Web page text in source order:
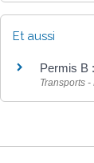
Et aussi
Permis B
Transports